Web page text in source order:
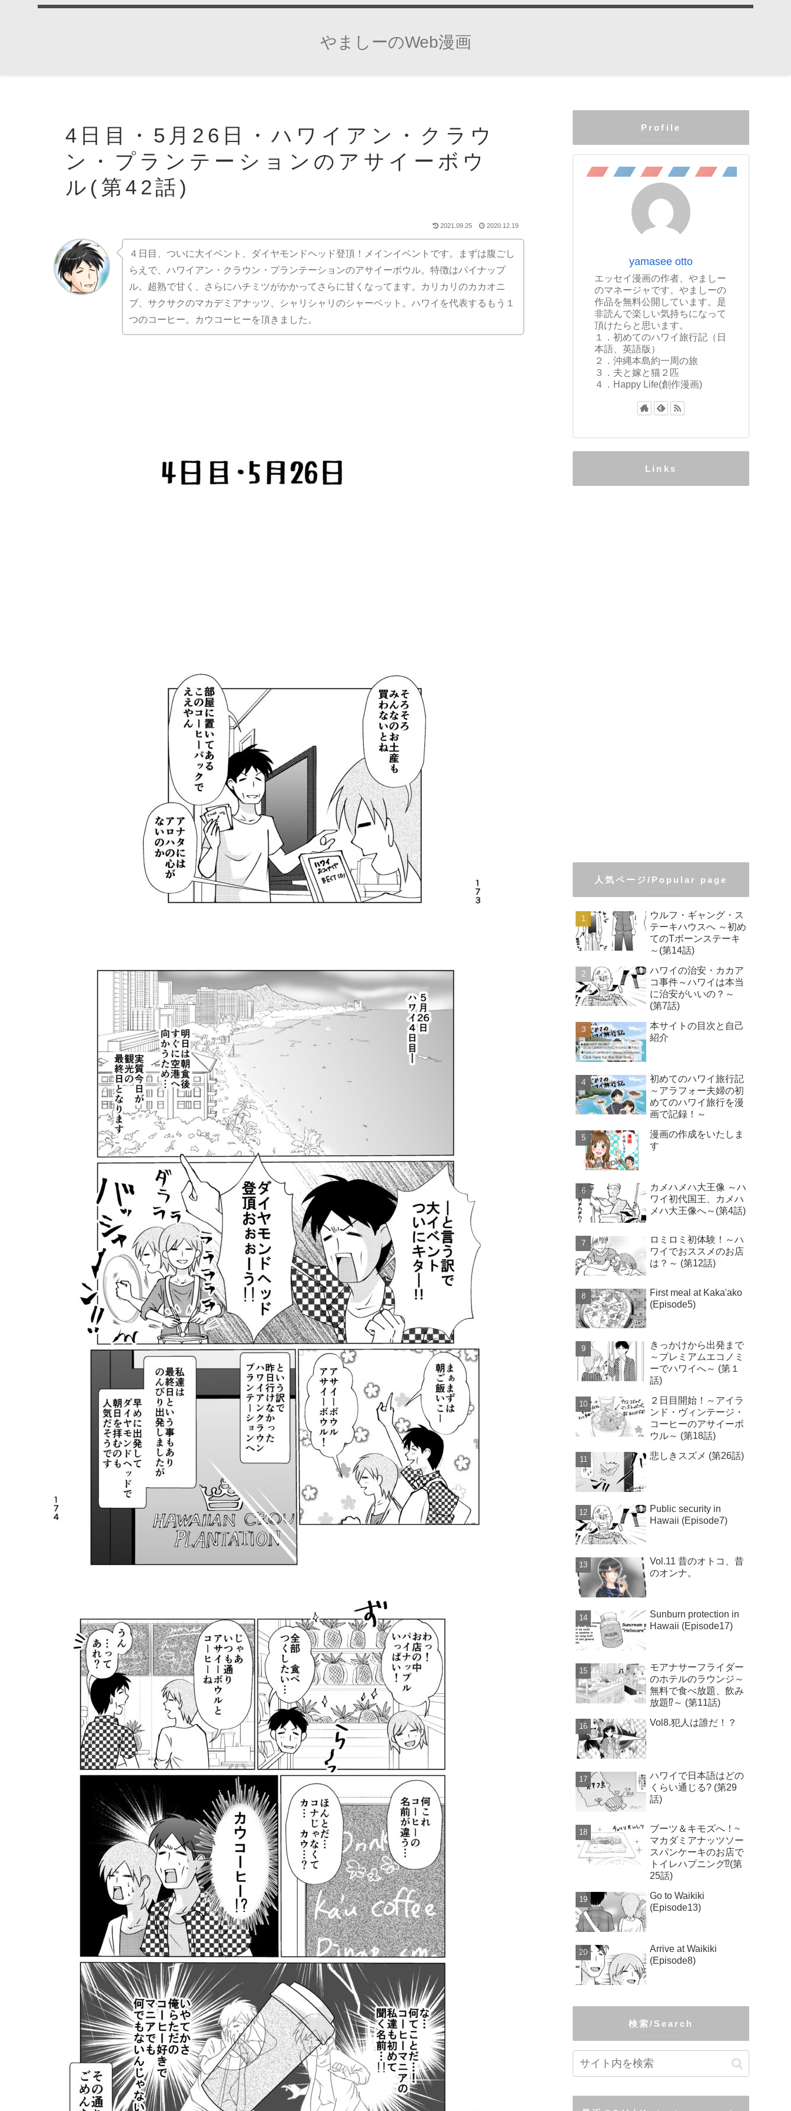
やましーのWeb漫画
4日目・5月26日・ハワイアン・クラウ
ン・プランテーションのアサイーボウ
ル(第42話)
2021.09.25 2020.12.19
４日目、ついに大イベント、ダイヤモンドヘッド登頂！メインイベントです。まずは腹ごし
らえで、ハワイアン・クラウン・プランテーションのアサイーボウル。特徴はパイナップ
ル。超熟で甘く、さらにハチミツがかかってさらに甘くなってます。カリカリのカカオニ
ブ、サクサクのマカデミアナッツ、シャリシャリのシャーベット。ハワイを代表するもう１
つのコーヒー。カウコーヒーを頂きました。
Profile
yamasee otto
エッセイ漫画の作者、やましー
のマネージャです。やましーの
作品を無料公開しています。是
非読んで楽しい気持ちになって
頂けたらと思います。
１．初めてのハワイ旅行記（日
本語、英語版）
２．沖縄本島約一周の旅
３．夫と嫁と猫２匹
４．Happy Life(創作漫画)
Links
人気ページ/Popular page
ウルフ・ギャング・ス
テーキハウスへ ～初め
てのTボーンステーキ
～(第14話)
ハワイの治安・カカア
コ事件～ハワイは本当
に治安がいいの？～
(第7話)
本サイトの目次と自己
紹介
初めてのハワイ旅行記
～アラフォー夫婦の初
めてのハワイ旅行を漫
画で記録！～
漫画の作成をいたしま
す
カメハメハ大王像 ～ハ
ワイ初代国王、カメハ
メハ大王像へ～(第4話)
ロミロミ初体験！～ハ
ワイでおススメのお店
は？～ (第12話)
First meal at Kaka'ako
(Episode5)
きっかけから出発まで
～プレミアムエコノミ
ーでハワイへ～ (第１
話)
２日目開始！～アイラ
ンド・ヴィンテージ・
コーヒーのアサイーボ
ウル～ (第18話)
悲しきスズメ (第26話)
Public security in
Hawaii (Episode7)
Vol.11 昔のオトコ、昔
のオンナ。
Sunburn protection in
Hawaii (Episode17)
モアナサーフライダー
のホテルのラウンジ～
無料で食べ放題、飲み
放題⁉～ (第11話)
Vol8.犯人は誰だ！？
ハワイで日本語はどの
くらい通じる? (第29
話)
ブーツ＆キモズへ！~
マカダミアナッツソー
スパンケーキのお店で
トイレハプニング⁉(第
25話)
Go to Waikiki
(Episode13)
Arrive at Waikiki
(Episode8)
検索/Search